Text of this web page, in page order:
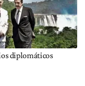
diplomáticos